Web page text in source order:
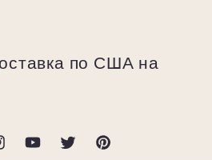
по США на
YouTubeТвиттерPinterest